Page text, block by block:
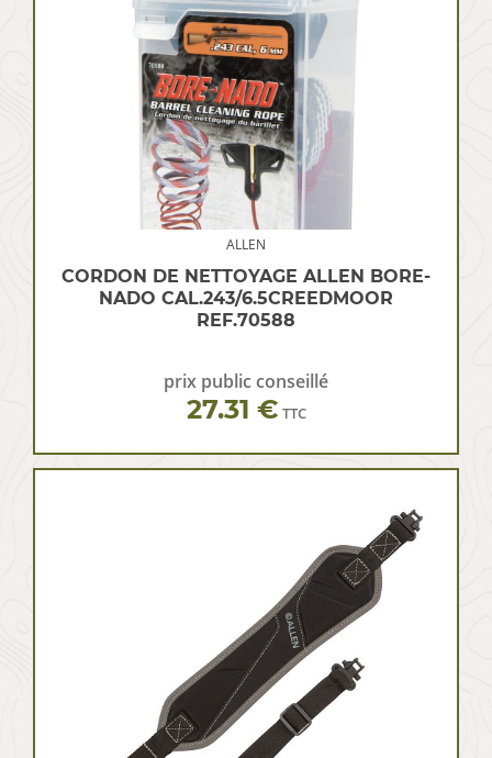
ALLEN
CORDON DE NETTOYAGE ALLEN BORE-
NADO CAL.243/6.5CREEDMOOR
REF.70588
prix public conseillé
27.31 € TTC